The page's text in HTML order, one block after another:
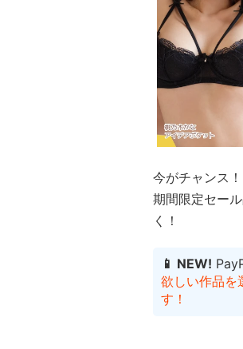
今がチャンス
期間限定セー
く！
📱 NEW!
欲しい作品を
す！